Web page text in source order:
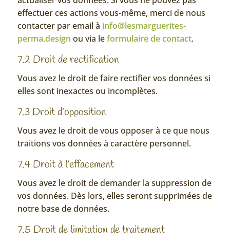
effectuer ces actions vous-même, merci de nous
contacter par email à info@lesmarguerites-
perma.design ou via leformulaire de contact.
7.2 Droit de rectification
Vous avez le droit de faire rectifier vos données si
elles sont inexactes ou incomplètes.
7.3 Droit d’opposition
Vous avez le droit de vous opposer à ce que nous
traitions vos données à caractère personnel.
7.4 Droit à l’effacement
Vous avez le droit de demander la suppression de
vos données. Dès lors, elles seront supprimées de
notre base de données.
7.5 Droit de limitation de traitement